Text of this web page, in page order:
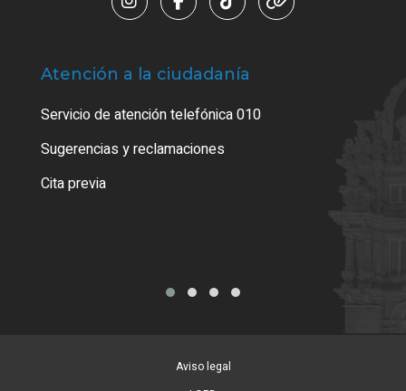
Atención a la ciudadanía
Servicio de atención telefónica 010
Sugerencias y reclamaciones
Cita previa
Aviso legal